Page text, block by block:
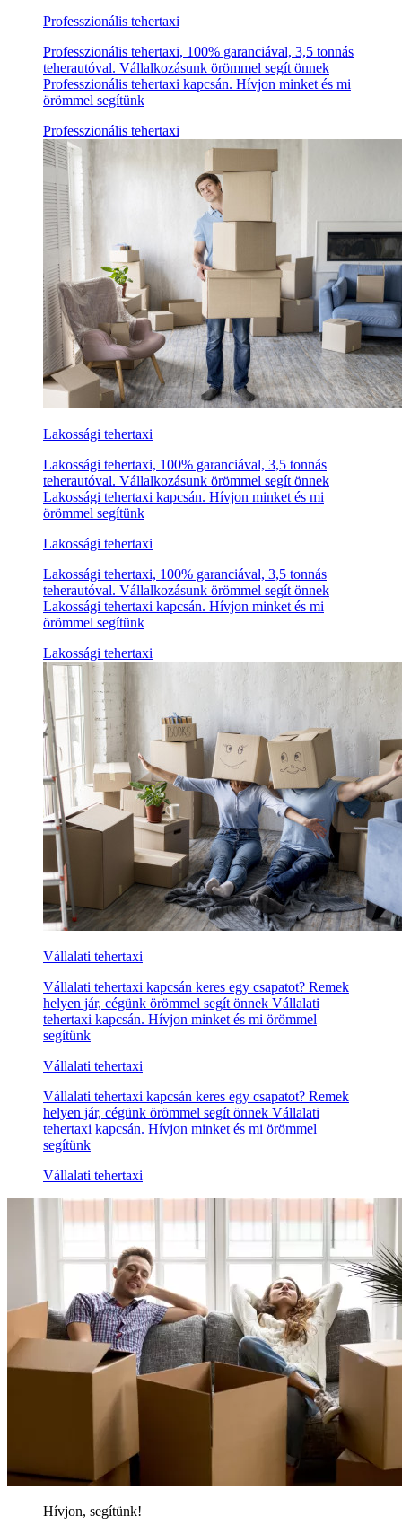
Professzionális tehertaxi
Professzionális tehertaxi, 100% garanciával, 3,5 tonnás
teherautóval. Vállalkozásunk örömmel segít önnek
Professzionális tehertaxi kapcsán. Hívjon minket és mi
örömmel segítünk
Professzionális tehertaxi
Lakossági tehertaxi
Lakossági tehertaxi, 100% garanciával, 3,5 tonnás
teherautóval. Vállalkozásunk örömmel segít önnek
Lakossági tehertaxi kapcsán. Hívjon minket és mi
örömmel segítünk
Lakossági tehertaxi
Lakossági tehertaxi, 100% garanciával, 3,5 tonnás
teherautóval. Vállalkozásunk örömmel segít önnek
Lakossági tehertaxi kapcsán. Hívjon minket és mi
örömmel segítünk
Lakossági tehertaxi
Vállalati tehertaxi
Vállalati tehertaxi kapcsán keres egy csapatot? Remek
helyen jár, cégünk örömmel segít önnek Vállalati
tehertaxi kapcsán. Hívjon minket és mi örömmel
segítünk
Vállalati tehertaxi
Vállalati tehertaxi kapcsán keres egy csapatot? Remek
helyen jár, cégünk örömmel segít önnek Vállalati
tehertaxi kapcsán. Hívjon minket és mi örömmel
segítünk
Vállalati tehertaxi
Hívjon, segítünk!